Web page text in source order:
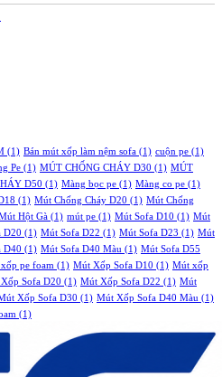
(1) Bán mút xốp làm nệm sofa (1) cuộn pe (1)
Pe (1) MÚT CHỐNG CHÁY D30 (1) MÚT
D50 (1) Màng bọc pe (1) Màng co pe (1)
(1) Mút Chống Cháy D20 (1) Mút Chống
Hột Gà (1) mút pe (1) Mút Sofa D10 (1) Mút
D20 (1) Mút Sofa D22 (1) Mút Sofa D23 (1) Mút
D40 (1) Mút Sofa D40 Màu (1) Mút Sofa D55
pe foam (1) Mút Xốp Sofa D10 (1) Mút xốp
Sofa D20 (1) Mút Xốp Sofa D22 (1) Mút
Xốp Sofa D30 (1) Mút Xốp Sofa D40 Màu (1)
(1)